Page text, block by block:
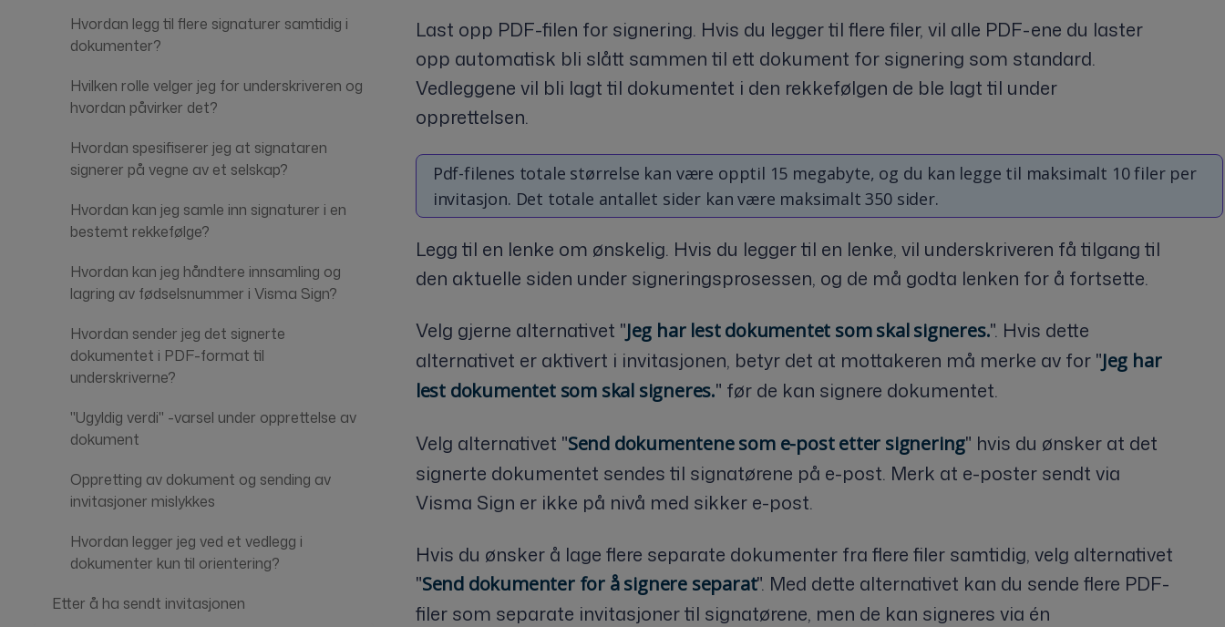
Hvordan legg til flere signaturer samtidig i
dokumenter?
Hvilken rolle velger jeg for underskriveren og
hvordan påvirker det?
Hvordan spesifiserer jeg at signataren
signerer på vegne av et selskap?
Hvordan kan jeg samle inn signaturer i en
bestemt rekkefølge?
Hvordan kan jeg håndtere innsamling og
lagring av fødselsnummer i Visma Sign?
Hvordan sender jeg det signerte
dokumentet i PDF-format til
underskriverne?
"Ugyldig verdi" -varsel under opprettelse av
dokument
Oppretting av dokument og sending av
invitasjoner mislykkes
Hvordan legger jeg ved et vedlegg i
dokumenter kun til orientering?
Etter å ha sendt invitasjonen
Last opp PDF-filen for signering. Hvis du legger til flere filer, vil alle PDF-ene du laster
opp automatisk bli slått sammen til ett dokument for signering som standard.
Vedleggene vil bli lagt til dokumentet i den rekkefølgen de ble lagt til under
opprettelsen.
Pdf-filenes totale størrelse kan være opptil 15 megabyte, og du kan legge til maksimalt 10 filer per
invitasjon. Det totale antallet sider kan være maksimalt 350 sider.
Legg til en lenke om ønskelig. Hvis du legger til en lenke, vil underskriveren få tilgang til
den aktuelle siden under signeringsprosessen, og de må godta lenken for å fortsette.
Velg gjerne alternativet "Jeg har lest dokumentet som skal signeres.". Hvis dette
alternativet er aktivert i invitasjonen, betyr det at mottakeren må merke av for "Jeg har
lest dokumentet som skal signeres." før de kan signere dokumentet.
Velg alternativet "Send dokumentene som e-post etter signering" hvis du ønsker at det
signerte dokumentet sendes til signatørene på e-post. Merk at e-poster sendt via
Visma Sign er ikke på nivå med sikker e-post.
Hvis du ønsker å lage flere separate dokumenter fra flere filer samtidig, velg alternativet
"Send dokumenter for å signere separat". Med dette alternativet kan du sende flere PDF-
filer som separate invitasjoner til signatørene, men de kan signeres via én